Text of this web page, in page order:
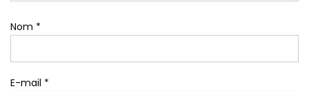
Nom *
E-mail *